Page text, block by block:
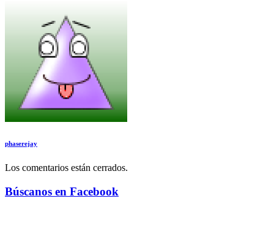
phaserejay
Los comentarios están cerrados.
Búscanos en Facebook